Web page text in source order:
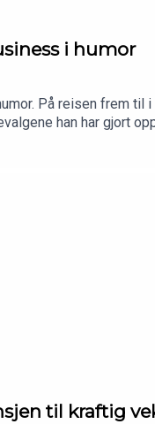
i humor
På reisen frem til
han har gjort
episoden og koser
til kraftig